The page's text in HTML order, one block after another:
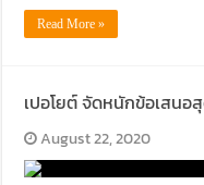
Read More »
เปอโยต์ จัดหนักข้อเสนอ
August 22, 2020